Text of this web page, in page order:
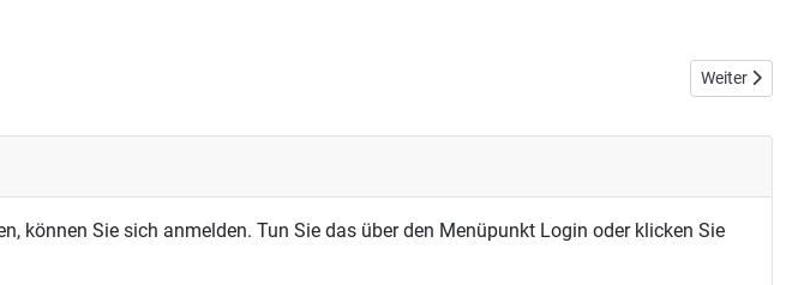
Nächster
Weiter
können Sie sich anmelden. Tun Sie das über den Menüpunkt Login oder klicken Sie